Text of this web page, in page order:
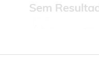
No results